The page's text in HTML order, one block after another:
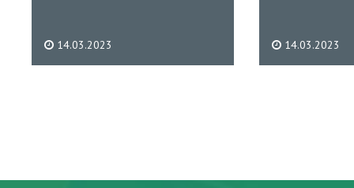
14.03.2023 14.03.2023